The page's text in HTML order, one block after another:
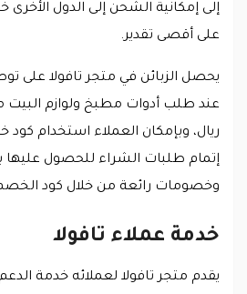
إلى إمكانية الشحن إلى الدول
على أقصى تقدير.
يحصل الزبائن في متجر تافولا على
إتمام طلبات الشراء للحصول عليها
وخصومات رائعة من خلال كود الخصم
خدمة عملاء تافولا
يقدم متجر تافولا لعملائه خدمة